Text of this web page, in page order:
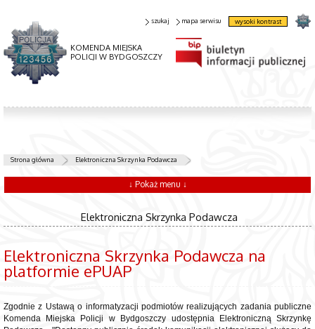
KOMENDA MIEJSKA
POLICJI W BYDGOSZCZY
szukaj mapa serwisu wysoki kontrast
Strona główna Elektroniczna Skrzynka Podawcza
↓ Pokaż menu ↓
Elektroniczna Skrzynka Podawcza
Elektroniczna Skrzynka Podawcza na
platformie ePUAP
Zgodnie z Ustawą o informatyzacji podmiotów realizujących zadania publiczne
Komenda Miejska Policji w Bydgoszczy udostępnia Elektroniczną Skrzynkę